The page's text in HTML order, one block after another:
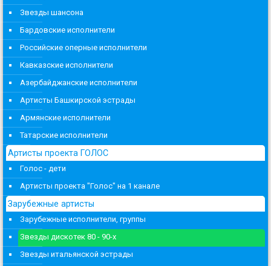
Звезды шансона
Бардовские исполнители
Российские оперные исполнители
Кавказские исполнители
Азербайджанские исполнители
Артисты Башкирской эстрады
Армянские исполнители
Татарские исполнители
Артисты проекта ГОЛОС
Голос - дети
Артисты проекта "Голос" на 1 канале
Зарубежные артисты
Зарубежные исполнители, группы
Звезды дискотек 80 - 90-х
Звезды итальянской эстрады